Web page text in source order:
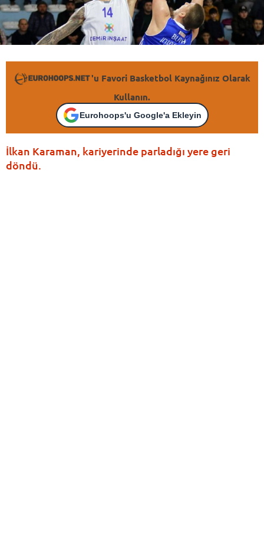
'u Favori Basketbol Kaynağınız Olarak
Kullanın.
Eurohoops'u Google'a Ekleyin
İlkan Karaman, kariyerinde parladığı yere geri
döndü.